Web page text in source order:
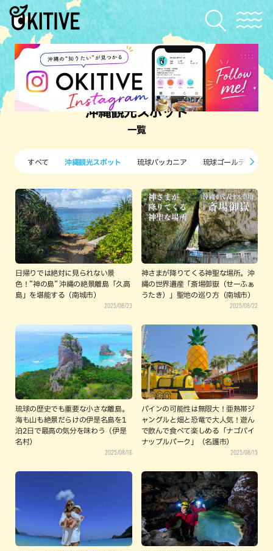
沖縄観光スポット
一覧
すべて 沖縄観光スポット 琉球バッカニア 琉球ゴールデンキン
日帰りでは絶対に見られない景
色！”神の島” 沖縄の絶景離島「久高
島」を堪能する（南城市）
2025/08/23
神さまが降りてくる神聖な場所。沖
縄の世界遺産「斎場御嶽（せーふぁ
うたき）」聖地の巡り方（南城市）
2025/08/22
琉球の歴史でも重要な小さな離島。
海も山も絶景だらけの伊是名島を1
泊2日で最高の気分を味わう（伊是
名村）
2025/08/16
パインの可能性は無限大！亜熱帯ジ
ャングルと畑と恐竜で大人気！遊ん
で飲んで食べて楽しめる「ナゴパイ
ナップルパーク」（名護市）
2025/08/15